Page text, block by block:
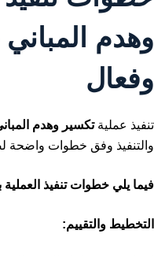
وهدم
وفعال
تنفيذ عمليةتكسير وهدم
والتنفيذ وفق خطوات واضحة
فيما يلي خطوات تنفيذ
التخطيط والتقييم: